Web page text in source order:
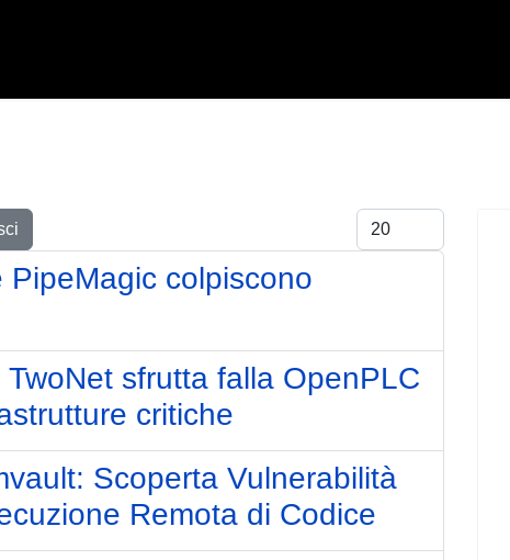
Visualizza #
colpiscono
sfrutta falla OpenPLC
critiche
Scoperta Vulnerabilità
Remota di Codice